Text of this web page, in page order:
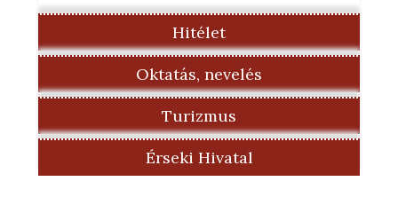
Hitélet
Oktatás, nevelés
Turizmus
Érseki Hivatal